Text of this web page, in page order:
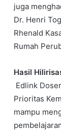
juga
Dr. Henri
Rhenald
Rumah
Hasil
Edlink
Prioritas
mampu